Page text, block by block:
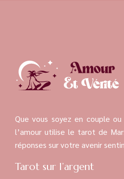
Que vous soyez en couple
l’amour utilise le tarot de
réponses sur votre avenir
Tarot sur l’argent